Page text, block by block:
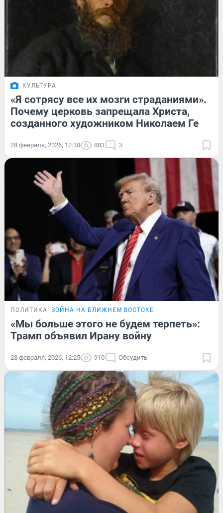
КУЛЬТУРА
«Я сотрясу все их мозги страданиями».
Почему церковь запрещала Христа,
созданного художником Николаем Ге
28 февраля, 2026, 12:30 883 3
ПОЛИТИКА ВОЙНА НА БЛИЖНЕМ ВОСТОКЕ
«Мы больше этого не будем терпеть»:
Трамп объявил Ирану войну
28 февраля, 2026, 12:25 910 Обсудить